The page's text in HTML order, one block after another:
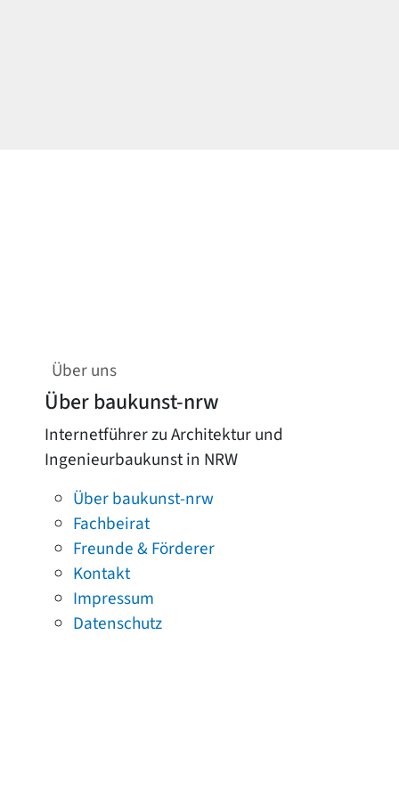
Über uns
Über baukunst-nrw
Internetführer zu Architektur und
Ingenieurbaukunst in NRW
Über baukunst-nrw
Fachbeirat
Freunde & Förderer
Kontakt
Impressum
Datenschutz